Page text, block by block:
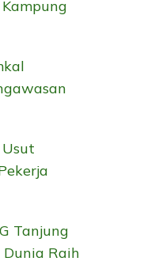
Tanjung
Raih